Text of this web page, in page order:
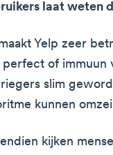
laat weten
Yelp zeer
perfect of immuun
slim
kunnen
kijken